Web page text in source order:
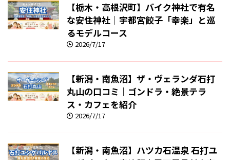
【栃木・高根沢町】バイク神社で有名
な安住神社｜宇都宮餃子「幸楽」と巡
るモデルコース
2026/7/17
【新潟・南魚沼】ザ・ヴェランダ石打
丸山の口コミ｜ゴンドラ・絶景テラ
ス・カフェを紹介
2026/7/17
【新潟・南魚沼】ハツカ石温泉 石打ユ